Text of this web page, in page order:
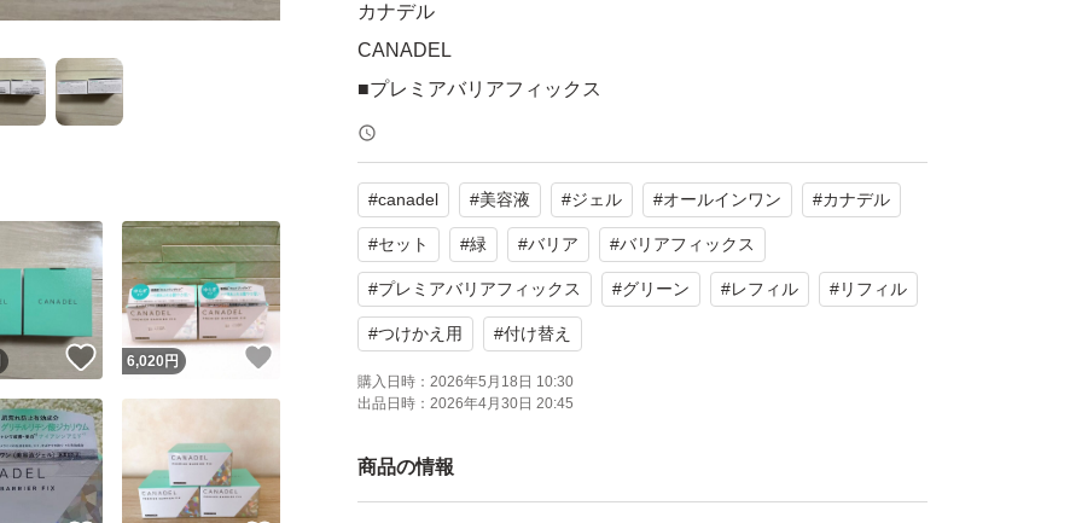
カナデル
CANADEL
■プレミアバリアフィックス
薬用Pバリアフィックス
つけかえ用レフィル
美容液ジェル 58g
ゆらぎ肌にも、エイジングケア。ダブル薬用有効成分配合。
肌荒れケアしながら、シワ・美白対策に。敏感肌用薬用オールイ
ンワン
外箱には細かいキズやスレ汚れ凹み等ございます。
#canadel #美容液 #ジェル #オールインワン #カナデル
#セット #緑 #バリア #バリアフィックス
#プレミアバリアフィックス #グリーン #レフィル #リフィル
#つけかえ用 #付け替え
購入日時： 2026年5月18日 10:30
出品日時： 2026年4月30日 20:45
商品の情報
いいね！
6,020 円